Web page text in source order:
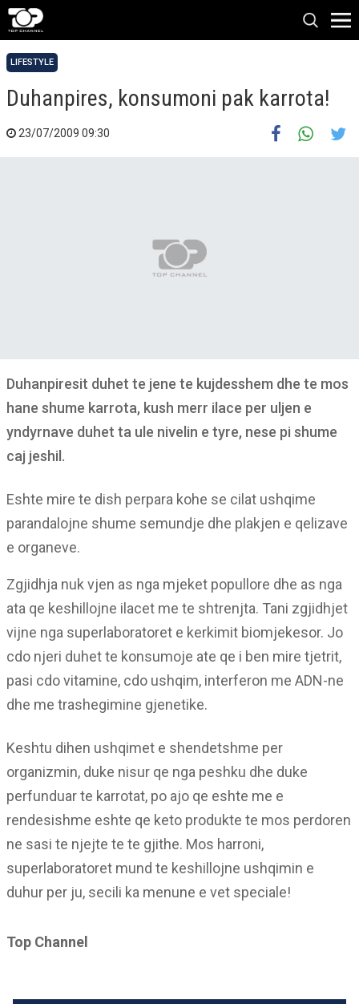
LIFESTYLE
Duhanpires, konsumoni pak karrota!
23/07/2009 09:30
Duhanpiresit duhet te jene te kujdesshem dhe te mos
hane shume karrota, kush merr ilace per uljen e
yndyrnave duhet ta ule nivelin e tyre, nese pi shume
caj jeshil.
Eshte mire te dish perpara kohe se cilat ushqime
parandalojne shume semundje dhe plakjen e qelizave
e organeve.
Zgjidhja nuk vjen as nga mjeket popullore dhe as nga
ata qe keshillojne ilacet me te shtrenjta. Tani zgjidhjet
vijne nga superlaboratoret e kerkimit biomjekesor. Jo
cdo njeri duhet te konsumoje ate qe i ben mire tjetrit,
pasi cdo vitamine, cdo ushqim, interferon me ADN-ne
dhe me trashegimine gjenetike.
Keshtu dihen ushqimet e shendetshme per
organizmin, duke nisur qe nga peshku dhe duke
perfunduar te karrotat, po ajo qe eshte me e
rendesishme eshte qe keto produkte te mos perdoren
ne sasi te njejte te te gjithe. Mos harroni,
superlaboratoret mund te keshillojne ushqimin e
duhur per ju, secili ka menune e vet speciale!
Top Channel